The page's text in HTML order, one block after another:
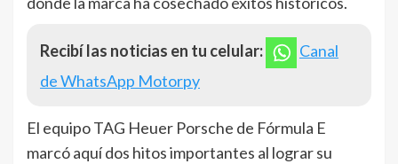
Recibí las noticias en tu celular:
Canal
de WhatsApp Motorpy
El equipo TAG Heuer Porsche de Fórmula E
marcó aquí dos hitos importantes al lograr su